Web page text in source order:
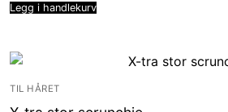
Legg i handlekurv
TIL HÅRET